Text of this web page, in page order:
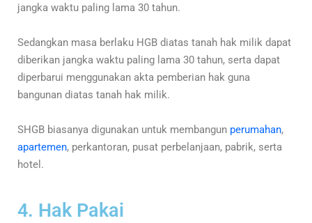
jangka waktu paling lama 30 tahun.
Sedangkan masa berlaku HGB diatas tanah hak milik dapat
diberikan jangka waktu paling lama 30 tahun, serta dapat
diperbarui menggunakan akta pemberian hak guna
bangunan diatas tanah hak milik.
SHGB biasanya digunakan untuk membangun perumahan,
apartemen, perkantoran, pusat perbelanjaan, pabrik, serta
hotel.
4. Hak Pakai